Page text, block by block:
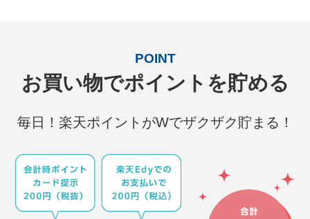
POINT
お買い物でポイントを貯める
毎日！楽天ポイントがWでザクザク貯まる！